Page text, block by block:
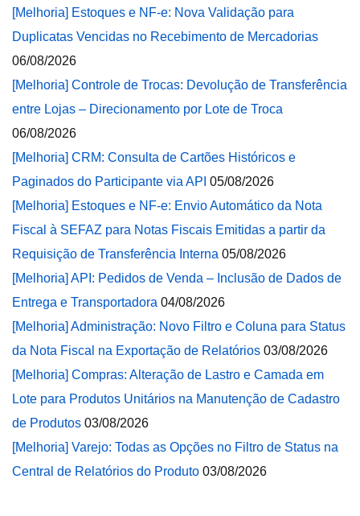
[Melhoria] Estoques e NF-e: Nova Validação para
Duplicatas Vencidas no Recebimento de Mercadorias
06/08/2026
[Melhoria] Controle de Trocas: Devolução de Transferência
entre Lojas – Direcionamento por Lote de Troca
06/08/2026
[Melhoria] CRM: Consulta de Cartões Históricos e
Paginados do Participante via API 05/08/2026
[Melhoria] Estoques e NF-e: Envio Automático da Nota
Fiscal à SEFAZ para Notas Fiscais Emitidas a partir da
Requisição de Transferência Interna 05/08/2026
[Melhoria] API: Pedidos de Venda – Inclusão de Dados de
Entrega e Transportadora 04/08/2026
[Melhoria] Administração: Novo Filtro e Coluna para Status
da Nota Fiscal na Exportação de Relatórios 03/08/2026
[Melhoria] Compras: Alteração de Lastro e Camada em
Lote para Produtos Unitários na Manutenção de Cadastro
de Produtos 03/08/2026
[Melhoria] Varejo: Todas as Opções no Filtro de Status na
Central de Relatórios do Produto 03/08/2026